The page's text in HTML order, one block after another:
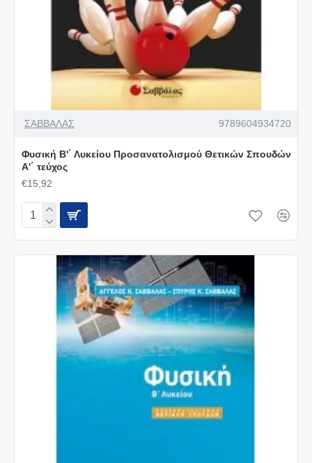
ΣΑΒΒΑΛΑΣ 9789604934720
Φυσική Β'΄ Λυκείου Προσανατολισμού Θετικών Σπουδών
Α'΄ τεύχος
€15,92